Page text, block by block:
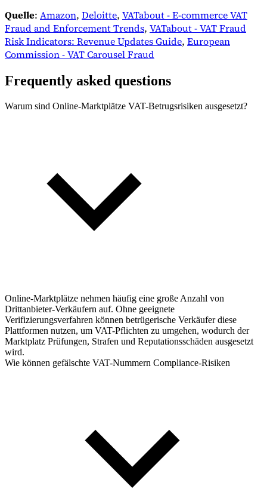
Quelle: Amazon, Deloitte, VATabout - E-commerce VAT
Fraud and Enforcement Trends, VATabout - VAT Fraud
Risk Indicators: Revenue Updates Guide, European
Commission - VAT Carousel Fraud
Frequently asked questions
Warum sind Online-Marktplätze VAT-Betrugsrisiken ausgesetzt?
Online-Marktplätze nehmen häufig eine große Anzahl von
Drittanbieter-Verkäufern auf. Ohne geeignete
Verifizierungsverfahren können betrügerische Verkäufer diese
Plattformen nutzen, um VAT-Pflichten zu umgehen, wodurch der
Marktplatz Prüfungen, Strafen und Reputationsschäden ausgesetzt
wird.
Wie können gefälschte VAT-Nummern Compliance-Risiken